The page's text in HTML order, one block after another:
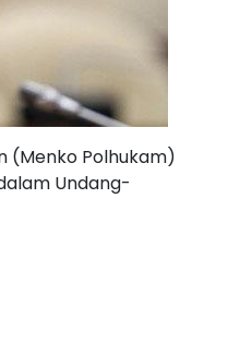
(Menko Polhukam)
Undang-